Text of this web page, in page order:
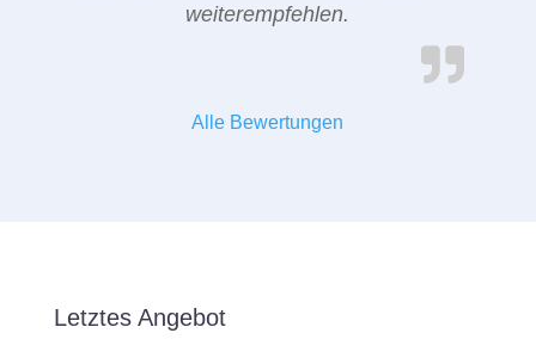
weiterempfehlen.
Alle Bewertungen
Letztes Angebot